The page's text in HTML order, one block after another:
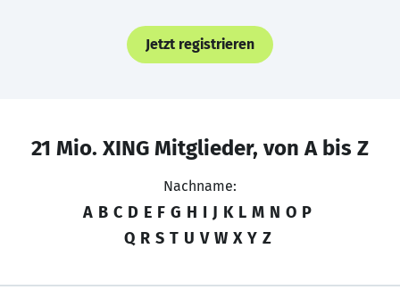
Jetzt registrieren
21 Mio. XING Mitglieder, von A bis Z
Nachname:
A B C D E F G H I J K L M N O P
Q R S T U V W X Y Z